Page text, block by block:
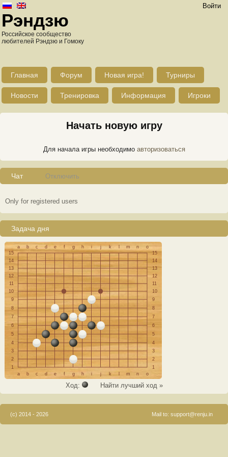
Войти
Рэндзю
Российское сообщество
любителей Рэндзю и Гомоку
Главная Форум Новая игра! Турниры
Новости Тренировка Информация Игроки
Начать новую игру
Для начала игры необходимо авторизоваться
Чат Отключить
Only for registered users
Задача дня
a b c d e f g h i j k m n
o
15
15
14
14
13
13
12
12
11
11
10
10
9
9
8
8
7
7
6
6
5
5
4
4
3
3
2
2
1
1
a
b c d e f g h i j k m n o
Ход: Найти лучший ход »
(c) 2014 - 2026 Mail to: support@renju.in